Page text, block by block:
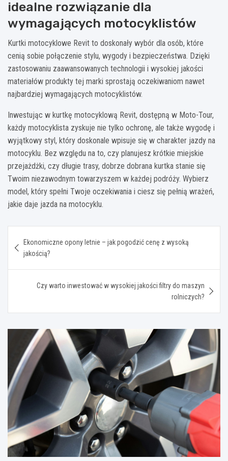
idealne rozwiązanie dla
wymagających motocyklistów
Kurtki motocyklowe Revit to doskonały wybór dla osób, które
cenią sobie połączenie stylu, wygody i bezpieczeństwa. Dzięki
zastosowaniu zaawansowanych technologii i wysokiej jakości
materiałów produkty tej marki sprostają oczekiwaniom nawet
najbardziej wymagających motocyklistów.
Inwestując w kurtkę motocyklową Revit, dostępną w Moto-Tour,
każdy motocyklista zyskuje nie tylko ochronę, ale także wygodę i
wyjątkowy styl, który doskonale wpisuje się w charakter jazdy na
motocyklu. Bez względu na to, czy planujesz krótkie miejskie
przejażdżki, czy długie trasy, dobrze dobrana kurtka stanie się
Twoim niezawodnym towarzyszem w każdej podróży. Wybierz
model, który spełni Twoje oczekiwania i ciesz się pełnią wrażeń,
jakie daje jazda na motocyklu.
wpisu
Ekonomiczne opony letnie – jak pogodzić cenę z wysoką
jakością?
Czy warto inwestować w wysokiej jakości filtry do maszyn
rolniczych?